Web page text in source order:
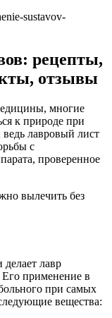
sustavov-
рецепты,
отзывы
многие
к природе при
ведь лавровый лист
с
проверенное
вылечить без
лавр
применение в
при самых
вещества: